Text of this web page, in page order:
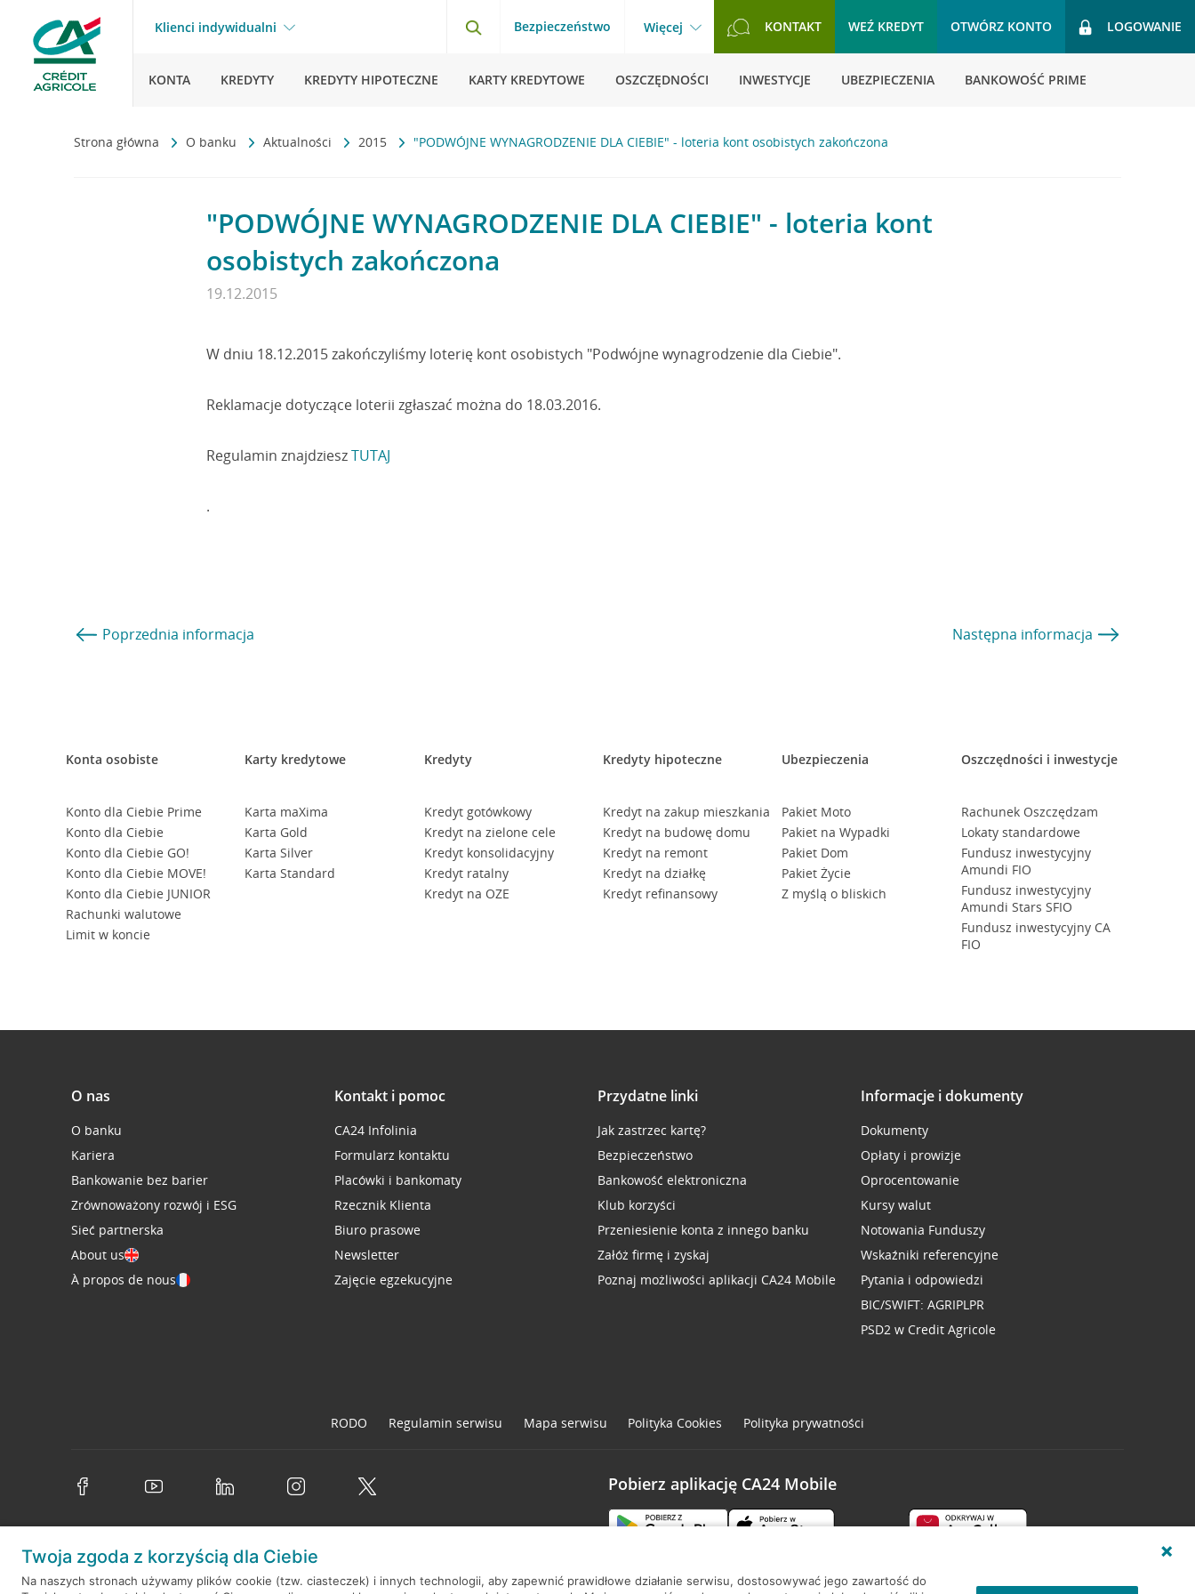
Klienci indywidualni Bezpieczeństwo Więcej KONTAKT WEŹ KREDYT OTWÓRZ KONTO LOGOWANIE
KONTA KREDYTY KREDYTY HIPOTECZNE KARTY KREDYTOWE OSZCZĘDNOŚCI INWESTYCJE UBEZPIECZENIA BANKOWOŚĆ PRIME
Strona główna O banku Aktualności 2015 "PODWÓJNE WYNAGRODZENIE DLA CIEBIE" - loteria kont osobistych zakończona
"PODWÓJNE WYNAGRODZENIE DLA CIEBIE" - loteria kont
osobistych zakończona
19.12.2015
W dniu 18.12.2015 zakończyliśmy loterię kont osobistych "Podwójne wynagrodzenie dla Ciebie".
Reklamacje dotyczące loterii zgłaszać można do 18.03.2016.
Regulamin znajdzieszTUTAJ
.
Poprzednia informacja Następna informacja
Konta osobiste
Konto dla Ciebie Prime
Konto dla Ciebie
Konto dla Ciebie GO!
Konto dla Ciebie MOVE!
Konto dla Ciebie JUNIOR
Rachunki walutowe
Limit w koncie
Karty kredytowe
Karta maXima
Karta Gold
Karta Silver
Karta Standard
Kredyty
Kredyt gotówkowy
Kredyt na zielone cele
Kredyt konsolidacyjny
Kredyt ratalny
Kredyt na OZE
Kredyty hipoteczne
Kredyt na zakup mieszkania
Kredyt na budowę domu
Kredyt na remont
Kredyt na działkę
Kredyt refinansowy
Ubezpieczenia
Pakiet Moto
Pakiet na Wypadki
Pakiet Dom
Pakiet Życie
Z myślą o bliskich
Oszczędności i inwestycje
Rachunek Oszczędzam
Lokaty standardowe
Fundusz inwestycyjny
Amundi FIO
Fundusz inwestycyjny
Amundi Stars SFIO
Fundusz inwestycyjny CA
FIO
O nas
O banku
Kariera
Bankowanie bez barier
Zrównoważony rozwój i ESG
Sieć partnerska
About us
À propos de nous
Kontakt i pomoc
CA24 Infolinia
Formularz kontaktu
Placówki i bankomaty
Rzecznik Klienta
Biuro prasowe
Newsletter
Zajęcie egzekucyjne
Przydatne linki
Jak zastrzec kartę?
Bezpieczeństwo
Bankowość elektroniczna
Klub korzyści
Przeniesienie konta z innego banku
Załóż firmę i zyskaj
Poznaj możliwości aplikacji CA24 Mobile
Informacje i dokumenty
Dokumenty
Opłaty i prowizje
Oprocentowanie
Kursy walut
Notowania Funduszy
Wskaźniki referencyjne
Pytania i odpowiedzi
BIC/SWIFT: AGRIPLPR
PSD2 w Credit Agricole
RODO Regulamin serwisu Mapa serwisu Polityka Cookies Polityka prywatności
© 2026 Credit Agricole Bank Polska S.A. Wszelkie prawa zastrzeżone
Pobierz aplikację CA24 Mobile
Twoja zgoda z korzyścią dla Ciebie
Na naszych stronach używamy plików cookie (tzw. ciasteczek) i innych technologii, aby zapewnić prawidłowe działanie serwisu, dostosowywać jego zawartość do